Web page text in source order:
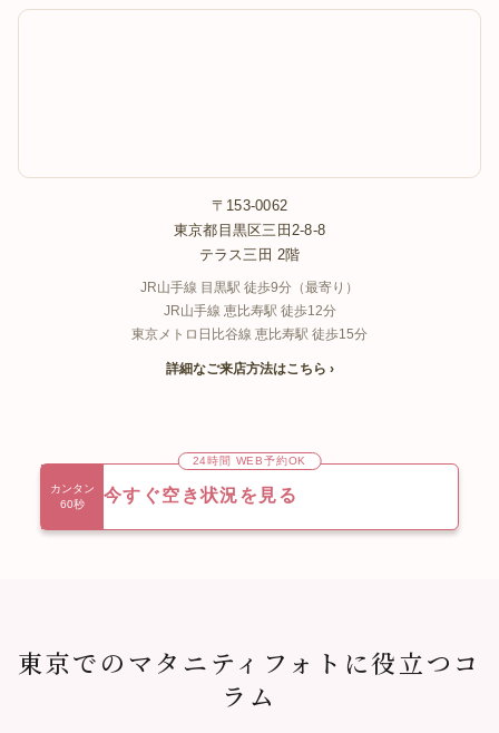
〒153-0062
東京都目黒区三田2-8-8
テラス三田 2階
JR山手線 目黒駅 徒歩9分（最寄り）
JR山手線 恵比寿駅 徒歩12分
東京メトロ日比谷線 恵比寿駅 徒歩15分
詳細なご来店方法はこちら ›
24時間 WEB予約OK
カンタン
60秒
今すぐ空き状況を見る
東京でのマタニティフォトに役立つコ
ラム